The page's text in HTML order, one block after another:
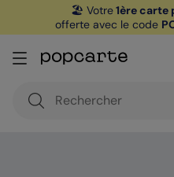
🏖️ Votre1ère carte
offerte avec le code